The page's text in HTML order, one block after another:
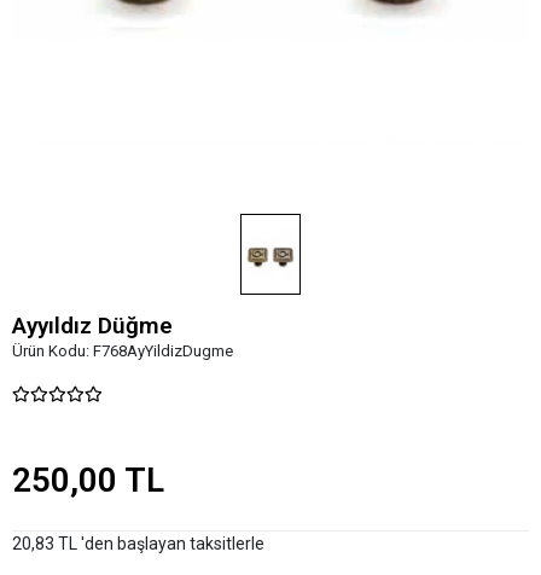
Ayyıldız Düğme
Ürün Kodu: F768AyYildizDugme
250,00 TL
20,83 TL 'den başlayan taksitlerle